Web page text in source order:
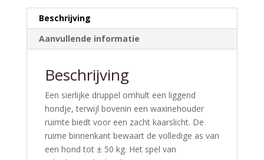
aantalBeschrijving
Aanvullende informatie
Beschrijving
Een sierlijke druppel omhult een liggend
hondje, terwijl bovenin een waxinehouder
ruimte biedt voor een zacht kaarslicht. De
ruime binnenkant bewaart de volledige as van
een hond tot ± 50 kg. Het spel van